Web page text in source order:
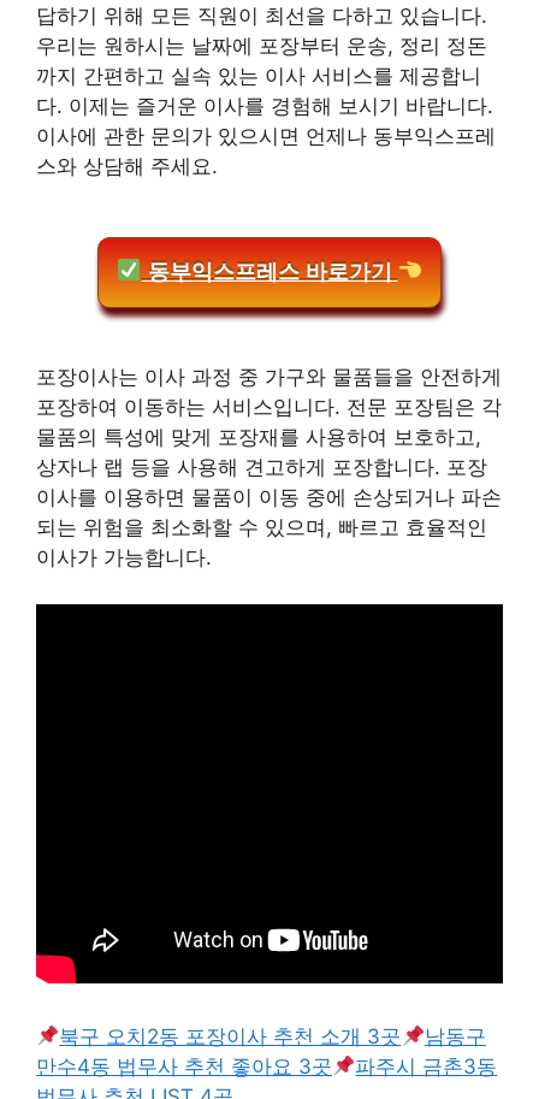
답하기 위해 모든 직원이 최선을 다하고 있습니다.
우리는 원하시는 날짜에 포장부터 운송, 정리 정돈
까지 간편하고 실속 있는 이사 서비스를 제공합니
다. 이제는 즐거운 이사를 경험해 보시기 바랍니다.
이사에 관한 문의가 있으시면 언제나 동부익스프레
스와 상담해 주세요.
동부익스프레스 바로가기
포장이사는 이사 과정 중 가구와 물품들을 안전하게
포장하여 이동하는 서비스입니다. 전문 포장팀은 각
물품의 특성에 맞게 포장재를 사용하여 보호하고,
상자나 랩 등을 사용해 견고하게 포장합니다. 포장
이사를 이용하면 물품이 이동 중에 손상되거나 파손
되는 위험을 최소화할 수 있으며, 빠르고 효율적인
이사가 가능합니다.
북구 오치2동 포장이사 추천 소개 3곳
남동구
만수4동 법무사 추천 좋아요 3곳
파주시 금촌3동